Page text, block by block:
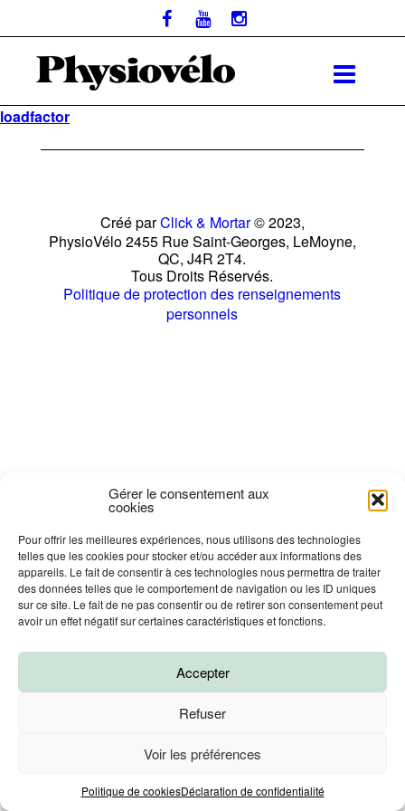
Gérer le consentement aux
cookies
Pour offrir les meilleures expériences, nous utilisons des technologies
telles que les cookies pour stocker et/ou accéder aux informations des
appareils. Le fait de consentir à ces technologies nous permettra de traiter
des données telles que le comportement de navigation ou les ID uniques
sur ce site. Le fait de ne pas consentir ou de retirer son consentement peut
avoir un effet négatif sur certaines caractéristiques et fonctions.
Accepter
Refuser
Voir les préférences
Politique de cookiesDéclaration de confidentialité
Prendre un RDV
loadfactor
Créé parClick & Mortar© 2023,
PhysioVélo 2455 Rue Saint-Georges, LeMoyne,
QC, J4R 2T4.
Tous Droits Réservés.
Politique de protection des renseignements
personnels